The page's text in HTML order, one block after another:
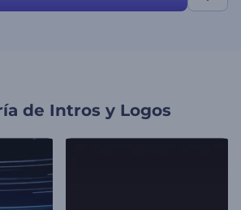
de Intros y Logos